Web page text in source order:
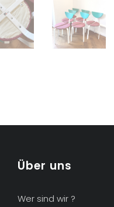
Über uns
Wer sind wir ?